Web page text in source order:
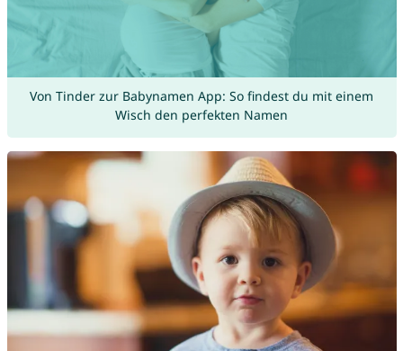
Von Tinder zur Babynamen App: So findest du mit einem
Wisch den perfekten Namen